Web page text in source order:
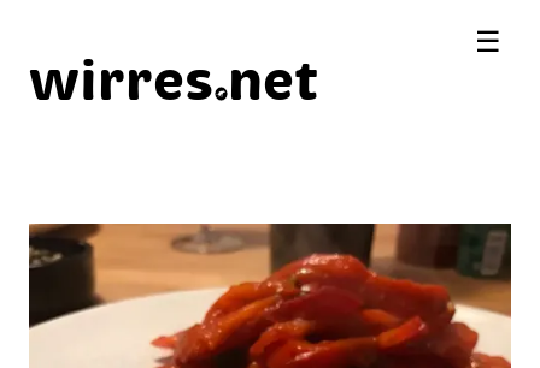
wirres net
☰